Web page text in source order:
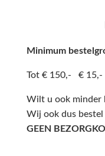
Minimum
Tot € 150,- € 15,-
Wilt u ook minder
Wij ook dus
GEEN